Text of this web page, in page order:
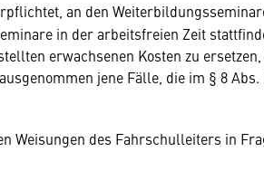
an den
in der arbeitsfreien Zeit
erwachsenen Kosten zu
jene Fälle, die im § 8
Weisungen des Fahrschulleiters in